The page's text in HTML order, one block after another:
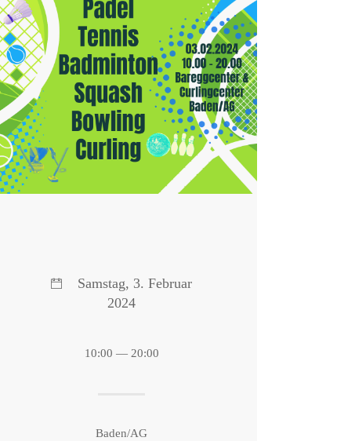
Schweizermeisterschaften
Schweizer Cup
Richtlinien
Samstag, 3. Februar
2024
10:00 — 20:00
Baden/AG